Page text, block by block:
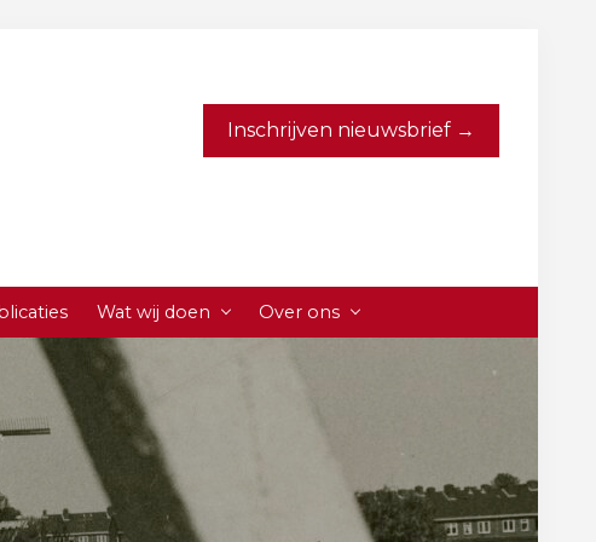
Inschrijven nieuwsbrief →
Wat wij doen Over ons